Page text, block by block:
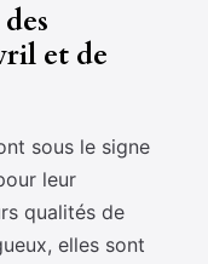
et de
sous le signe
leur
qualités de
elles sont